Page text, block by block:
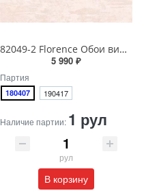
82049-2 Florence Обои виниловые на бумажной основе 1.06*15.6
5 990 ₽
Партия
180407 190417
Наличие партии: 1 рул
рул
В корзину